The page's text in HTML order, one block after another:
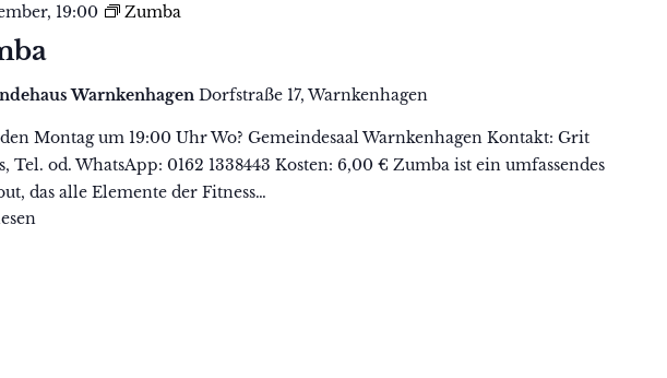
19:00 Zumba
Warnkenhagen Dorfstraße 17, Warnkenhagen
Montag um 19:00 Uhr Wo? Gemeindesaal Warnkenhagen Kontakt: Grit
Tel. od. WhatsApp: 0162 1338443 Kosten: 6,00 € Zumba ist ein umfassendes
das alle Elemente der Fitness…